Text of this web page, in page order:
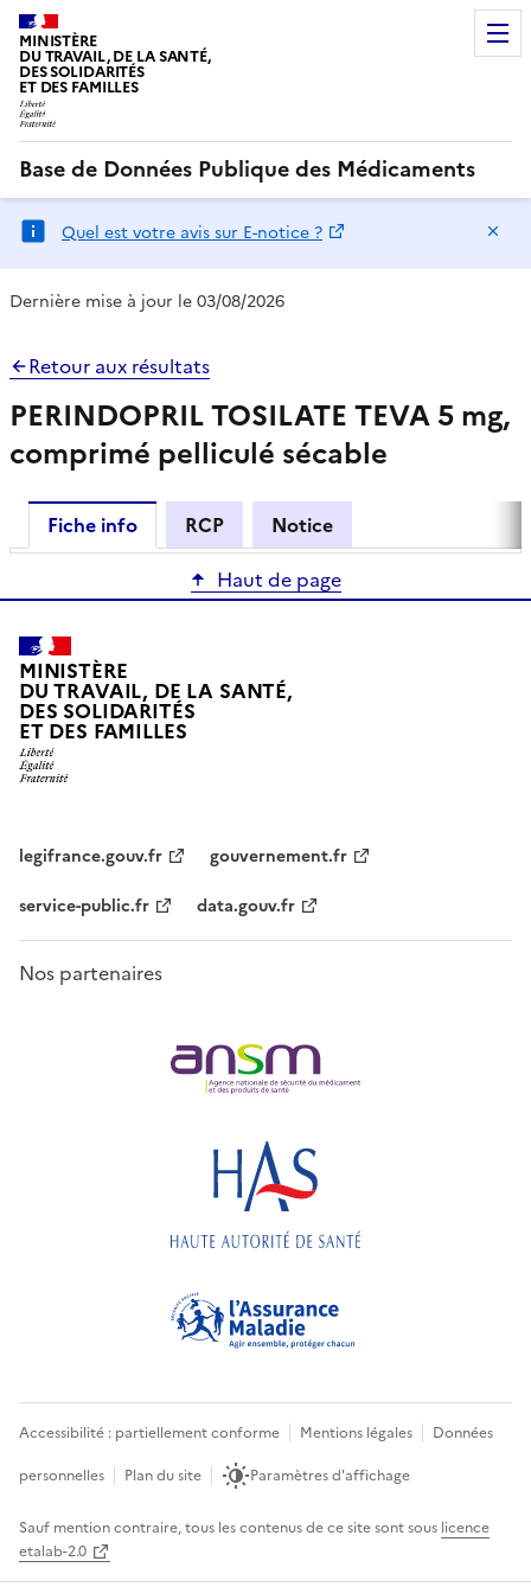
MINISTÈRE
DU TRAVAIL, DE LA SANTÉ,
DES SOLIDARITÉS
ET DES FAMILLES
Base de Données Publique des Médicaments
Quel est votre avis sur E-notice ?
Dernière mise à jour le 03/08/2026
Retour aux résultats
PERINDOPRIL TOSILATE TEVA 5 mg,
comprimé pelliculé sécable
Fiche info RCP
Notice
Haut de page
MINISTÈRE
DU TRAVAIL, DE LA SANTÉ,
DES SOLIDARITÉS
ET DES FAMILLES
legifrance.gouv.fr
gouvernement.fr
service-public.fr
data.gouv.fr
Nos partenaires
Accessibilité : partiellement conforme Mentions légales
Données
personnelles
Plan du site Paramètres d'affichage
Sauf mention contraire, tous les contenus de ce site sont sous licence
etalab-2.0